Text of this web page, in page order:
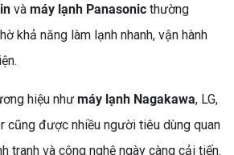
và máy lạnh Panasonicthường
khả năng làm lạnh nhanh, vận hành
hiệu như máy lạnh Nagakawa, LG,
cũng được nhiều người tiêu dùng quan
tranh và công nghệ ngày càng cải tiến.